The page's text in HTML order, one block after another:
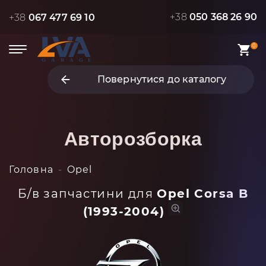
+38 067 477 69 10 +38 050 368 26 90
0
Повернутися до каталогу
Авторозборка
Головна Opel
Б/в запчастини дляOpel Corsa B
(1993-2004)